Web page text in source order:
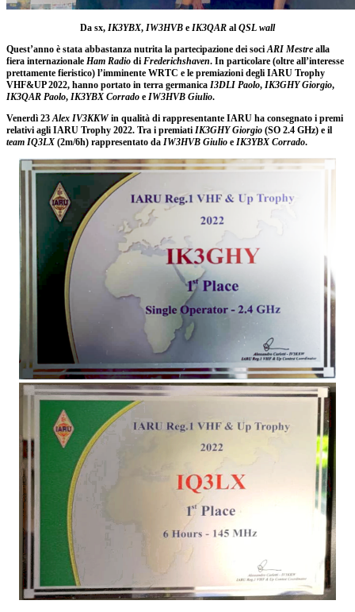
Da sx, IK3YBX, IW3HVB e IK3QAR al QSL wall
Quest’anno è stata abbastanza nutrita la partecipazione dei soci ARI Mestre alla
fiera internazionale Ham Radio di Frederichshaven. In particolare (oltre all’interesse
prettamente fieristico) l’imminente WRTC e le premiazioni degli IARU Trophy
VHF&UP 2022, hanno portato in terra germanica I3DLI Paolo, IK3GHY Giorgio,
IK3QAR Paolo, IK3YBX Corrado e IW3HVB Giulio.
Venerdì 23 Alex IV3KKWin qualità di rappresentante IARU ha consegnato i premi
relativi agli IARU Trophy 2022. Tra i premiati IK3GHY Giorgio (SO 2.4 GHz) e il
team IQ3LX (2m/6h) rappresentato da IW3HVB Giulio e IK3YBX Corrado.